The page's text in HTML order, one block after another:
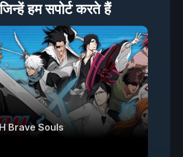
हम सपोर्ट करते हैं
Brave Souls